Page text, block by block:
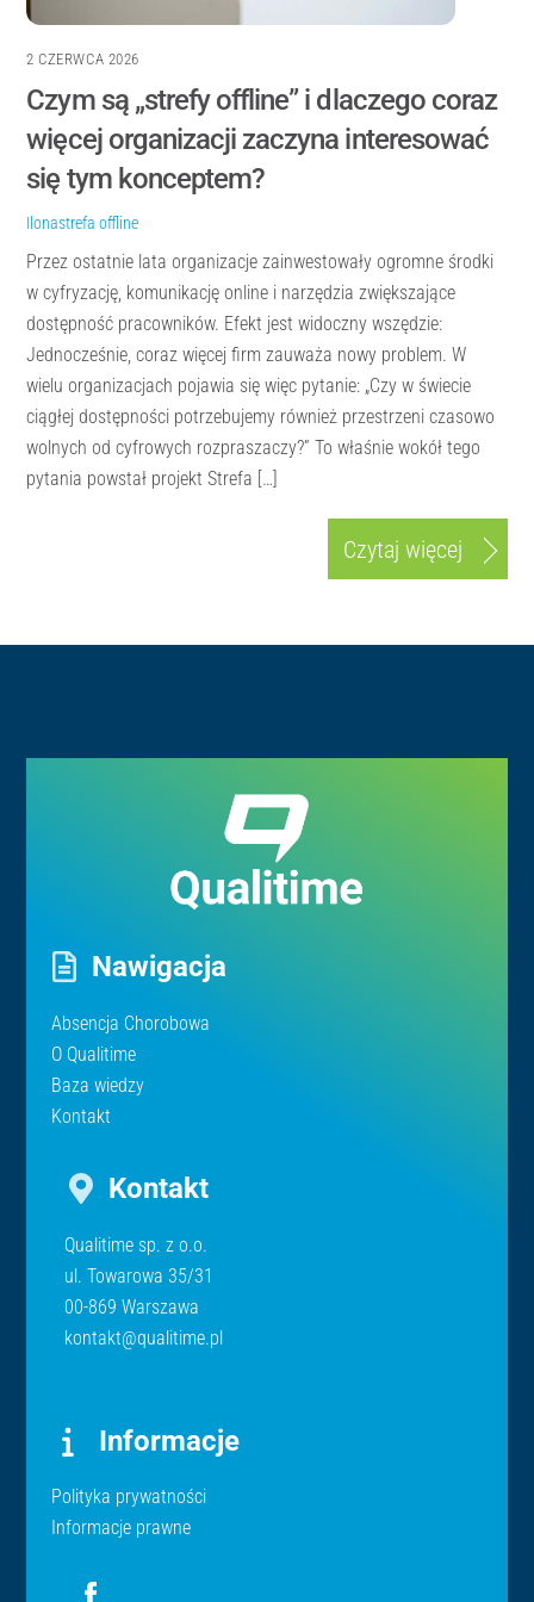
2 CZERWCA 2026
Czym są „strefy offline” i dlaczego coraz
więcej organizacji zaczyna interesować
się tym konceptem?
Ilonastrefa offline
Przez ostatnie lata organizacje zainwestowały ogromne środki
w cyfryzację, komunikację online i narzędzia zwiększające
dostępność pracowników. Efekt jest widoczny wszędzie:
Jednocześnie, coraz więcej firm zauważa nowy problem. W
wielu organizacjach pojawia się więc pytanie: „Czy w świecie
ciągłej dostępności potrzebujemy również przestrzeni czasowo
wolnych od cyfrowych rozpraszaczy?” To właśnie wokół tego
pytania powstał projekt Strefa […]
Czytaj więcej
Nawigacja
Absencja Chorobowa
O Qualitime
Baza wiedzy
Kontakt
Kontakt
Qualitime sp. z o.o.
ul. Towarowa 35/31
00-869 Warszawa
kontakt@qualitime.pl
Informacje
Polityka prywatności
Informacje prawne